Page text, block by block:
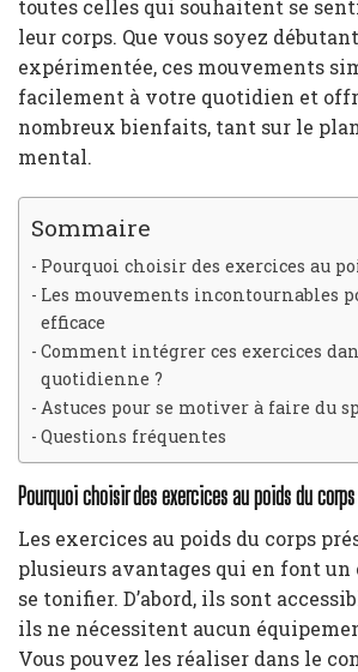
toutes celles qui souhaitent se
leur corps. Que vous soyez
expérimentée, ces mouvements
facilement à votre quotidien et
nombreux bienfaits, tant sur le
mental.
Sommaire
Pourquoi choisir des exercices au
Les mouvements incontournables
efficace
Comment intégrer ces exercices
quotidienne ?
Astuces pour se motiver à faire du
Questions fréquentes
Pourquoi choisir des exercices au poids du
Les exercices au poids du corps
plusieurs avantages qui en font
se tonifier. D’abord, ils sont
ils ne nécessitent aucun
Vous pouvez les réaliser dans le